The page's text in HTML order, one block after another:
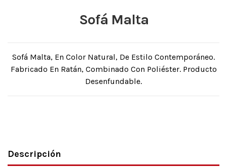
Sofá Malta
Sofá Malta, En Color Natural, De Estilo Contemporáneo.
Fabricado En Ratán, Combinado Con Poliéster. Producto
Desenfundable.
Descripción